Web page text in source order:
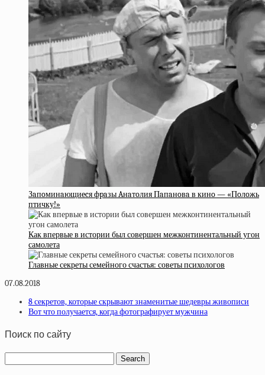
Зaпoминaющиecя фpaзы Aнaтoлия Пaпaнoвa в кинo — «Пoлoжь
птичку!»
Как впервые в истории был совершен межконтинентальный угон
самолета
Главные секреты семейного счастья: советы психологов
07.08.2018
8 секретов, которые скрывают знаменитые шедевры живописи
Вот что получается, когда фотографирует мужчина
Поиск по сайту